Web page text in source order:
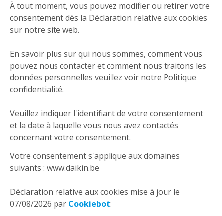
À tout moment, vous pouvez modifier ou retirer votre
consentement dès la Déclaration relative aux cookies
sur notre site web.
En savoir plus sur qui nous sommes, comment vous
pouvez nous contacter et comment nous traitons les
données personnelles veuillez voir notre Politique
confidentialité.
Veuillez indiquer l'identifiant de votre consentement
et la date à laquelle vous nous avez contactés
concernant votre consentement.
Votre consentement s'applique aux domaines
suivants : www.daikin.be
Déclaration relative aux cookies mise à jour le
07/08/2026 par Cookiebot: